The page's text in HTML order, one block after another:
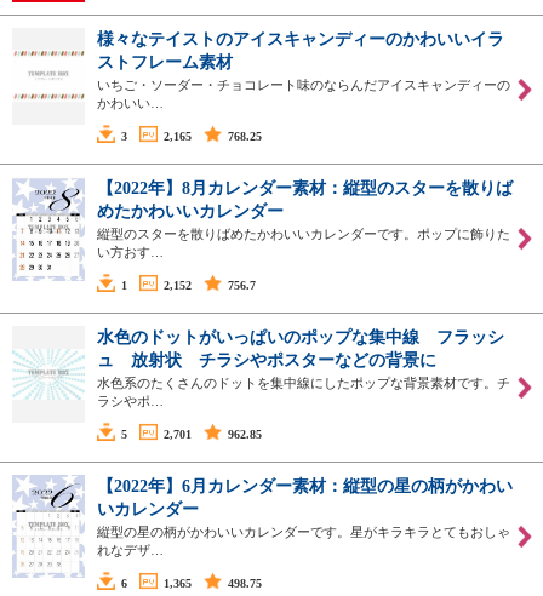
様々なテイストのアイスキャンディーのかわいいイラ
ストフレーム素材
いちご・ソーダー・チョコレート味のならんだアイスキャンディーの
かわいい…
3 2,165 768.25
【2022年】8月カレンダー素材：縦型のスターを散りば
めたかわいいカレンダー
縦型のスターを散りばめたかわいいカレンダーです。ポップに飾りた
い方おす…
1 2,152 756.7
水色のドットがいっぱいのポップな集中線 フラッシ
ュ 放射状 チラシやポスターなどの背景に
水色系のたくさんのドットを集中線にしたポップな背景素材です。チ
ラシやポ…
5 2,701 962.85
【2022年】6月カレンダー素材：縦型の星の柄がかわい
いカレンダー
縦型の星の柄がかわいいカレンダーです。星がキラキラとてもおしゃ
れなデザ…
6 1,365 498.75